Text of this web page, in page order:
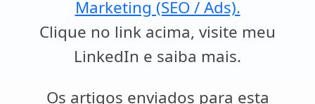
Marketing (SEO / Ads).
Clique no link acima, visite meu
LinkedIn e saiba mais.
Os artigos enviados para esta